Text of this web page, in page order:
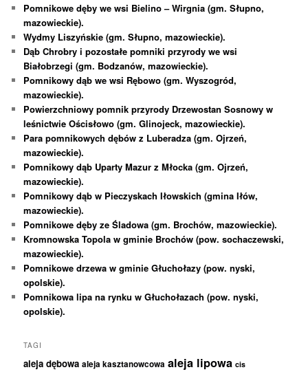
Pomnikowe dęby we wsi Bielino – Wirgnia (gm. Słupno,
mazowieckie).
Wydmy Liszyńskie (gm. Słupno, mazowieckie).
Dąb Chrobry i pozostałe pomniki przyrody we wsi
Białobrzegi (gm. Bodzanów, mazowieckie).
Pomnikowy dąb we wsi Rębowo (gm. Wyszogród,
mazowieckie).
Powierzchniowy pomnik przyrody Drzewostan Sosnowy w
leśnictwie Ościsłowo (gm. Glinojeck, mazowieckie).
Para pomnikowych dębów z Luberadza (gm. Ojrzeń,
mazowieckie).
Pomnikowy dąb Uparty Mazur z Młocka (gm. Ojrzeń,
mazowieckie).
Pomnikowy dąb w Pieczyskach Iłowskich (gmina Iłów,
mazowieckie).
Pomnikowe dęby ze Śladowa (gm. Brochów, mazowieckie).
Kromnowska Topola w gminie Brochów (pow. sochaczewski,
mazowieckie).
Pomnikowe drzewa w gminie Głuchołazy (pow. nyski,
opolskie).
Pomnikowa lipa na rynku w Głuchołazach (pow. nyski,
opolskie).
TAGI
aleja dębowa aleja kasztanowcowa aleja lipowa cis